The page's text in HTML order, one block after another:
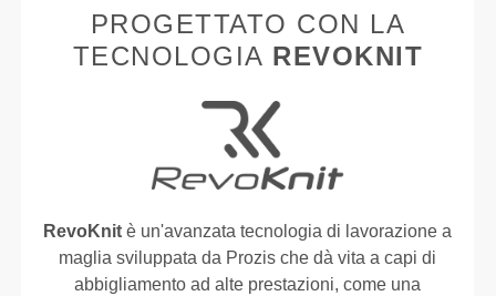
PROGETTATO CON LA
TECNOLOGIA REVOKNIT
RevoKnit è un'avanzata tecnologia di lavorazione a
maglia sviluppata da Prozis che dà vita a capi di
abbigliamento ad alte prestazioni, come una